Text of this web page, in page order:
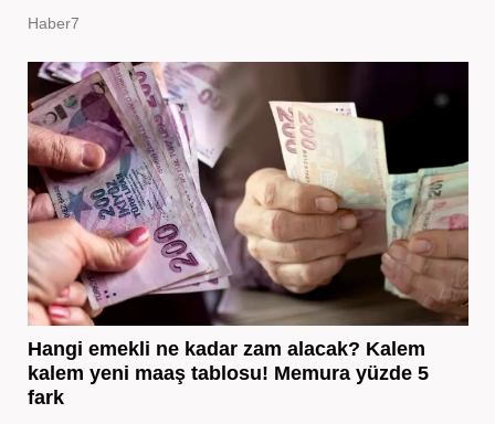
Haber7
Hangi emekli ne kadar zam alacak? Kalem
kalem yeni maaş tablosu! Memura yüzde 5
fark